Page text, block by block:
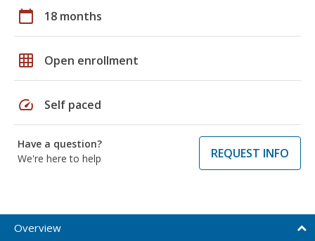
calendar_today 18 months
grid_on Open enrollment
speed Self paced
Have a question?
We're here to help
REQUEST INFO
Overview